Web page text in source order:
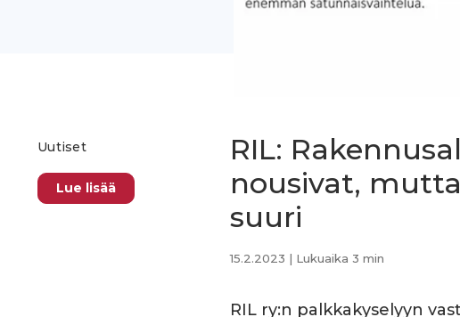
Uutiset
Lue lisää
RIL:
nousivat,
suuri
15.2.2023 | Lukuaika 3 min
RIL ry:n palkkakyselyyn